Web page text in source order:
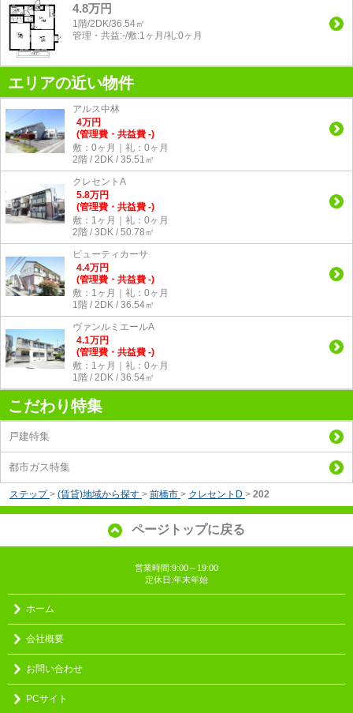
4.8万円
1階/2DK/36.54㎡
管理・共益:-/敷:1ヶ月/礼:0ヶ月
エリアの近い物件
アルス中林
4万円
(管理費・共益費 -)
敷：0ヶ月｜礼：0ヶ月
2階 / 2DK / 35.51㎡
クレセントA
5.8万円
(管理費・共益費 -)
敷：1ヶ月｜礼：0ヶ月
2階 / 3DK / 50.78㎡
ビューティカーサ
4.4万円
(管理費・共益費 -)
敷：1ヶ月｜礼：0ヶ月
1階 / 2DK / 36.54㎡
ヴァンルミエールA
4.1万円
(管理費・共益費 -)
敷：1ヶ月｜礼：0ヶ月
1階 / 2DK / 36.54㎡
こだわり特集
戸建特集
都市ガス特集
ステップ > (賃貸)地域から探す > 前橋市 > クレセントD > 202
ページトップに戻る
営業時間:9:00～19:00
定休日:年末年始
ホーム
会社概要
お問い合わせ
PCサイト